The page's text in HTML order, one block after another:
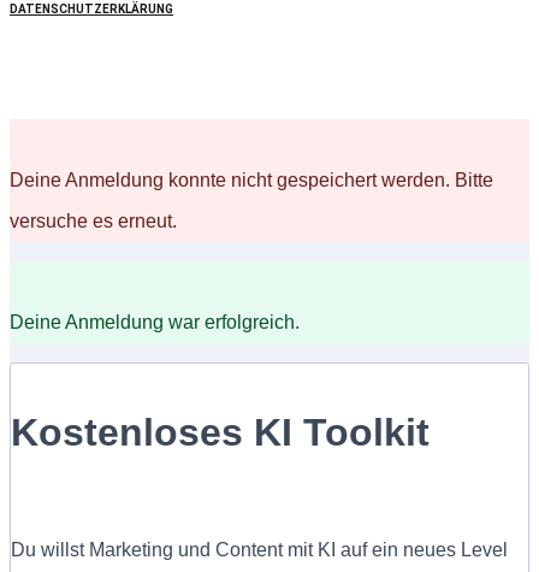
DATENSCHUTZERKLÄRUNG
Deine Anmeldung konnte nicht gespeichert werden. Bitte
versuche es erneut.
Deine Anmeldung war erfolgreich.
Kostenloses KI Toolkit
Du willst Marketing und Content mit KI auf ein neues Level